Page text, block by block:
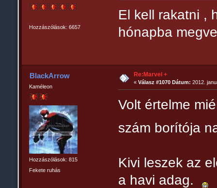
Hozzászólások: 6657
El kell rakatni ,
hónapba
BlackArrow
Kaméleon
Hozzászólások: 815
Fekete ruhás
Re:Marvel +
«Válasz #1070 Dátum: 2012.
Volt értelme
szám borítója
Kivi leszek az
a havi adag.